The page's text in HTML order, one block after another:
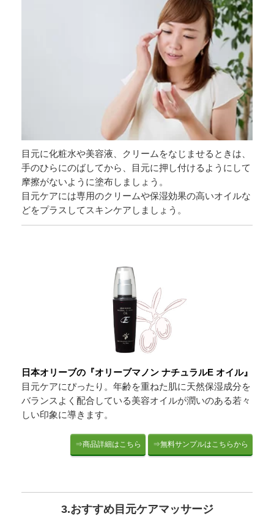
目元に化粧水や美容液、クリームをなじませるときは、
手のひらにのばしてから、目元に押し付けるようにして
摩擦がないように塗布しましょう。
目元ケアには専用のクリームや保湿効果の高いオイルな
どをプラスしてスキンケアしましょう。
日本オリーブの『オリーブマノン ナチュラルE オイル』
目元ケアにぴったり。年齢を重ねた肌に天然保湿成分を
バランスよく配合している美容オイルが潤いのある若々
しい印象に導きます。
⇒商品詳細はこちら ⇒無料サンプルはこちらから
3.おすすめ目元ケアマッサージ